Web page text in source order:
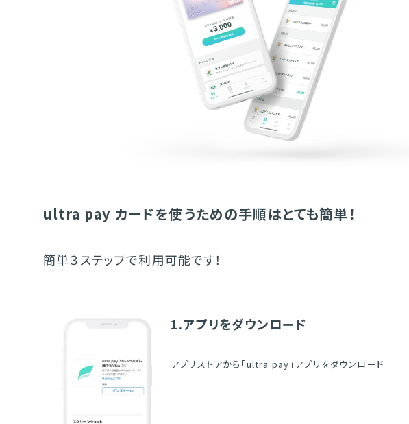
ultra pay カードを使うための手順はとても簡単！
簡単３ステップで利用可能です！
1.アプリをダウンロード
アプリストアから「ultra pay」アプリをダウンロード